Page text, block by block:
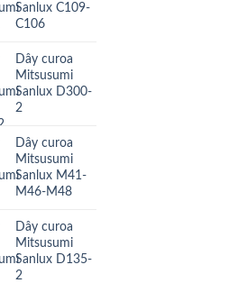
Sanlux C109-
C106
Dây curoa
Mitsusumi
Sanlux D300-
2
Dây curoa
Mitsusumi
Sanlux M41-
M46-M48
Dây curoa
Mitsusumi
Sanlux D135-
2